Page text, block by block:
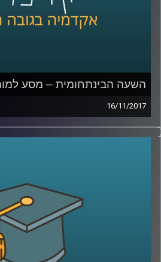
השעה הבינתחומית – מסע
16/11/2017
היא אחת מהערים הגדולות
פסוואני שבו מסיור במומבאיי
לאתגרים האדירים בפניהם
התחבורה והדיור ולסיפורים
AudioVersity